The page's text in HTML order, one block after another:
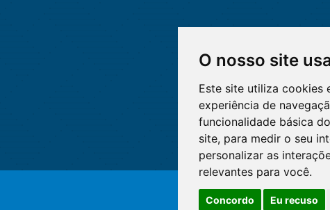
O nosso site
Este site utiliza cookies
experiência de
funcionalidade básica
site, para medir o seu
personalizar as
relevantes para você.
Concordo Eu recuso